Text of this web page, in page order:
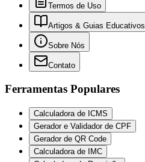
Termos de Uso
Artigos & Guias Educativos
Sobre Nós
Contato
Ferramentas Populares
Calculadora de ICMS
Gerador e Validador de CPF
Gerador de QR Code
Calculadora de IMC